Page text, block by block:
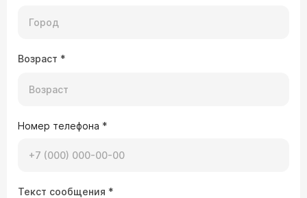
Возраст *
Номер телефона *
Текст сообщения *